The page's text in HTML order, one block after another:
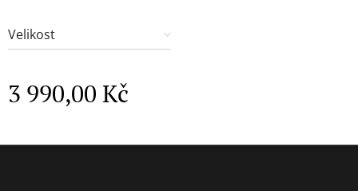
Velikost
3 990,00 Kč